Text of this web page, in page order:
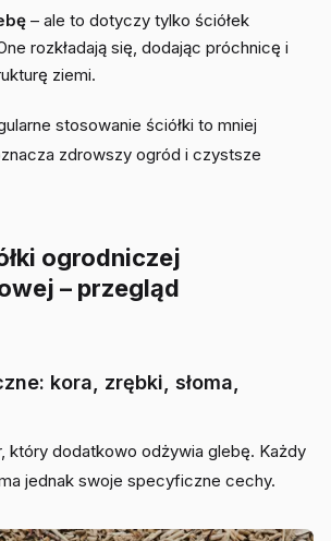
– ale to dotyczy tylko ściółek
rozkładają się, dodając próchnicę i
ziemi.
stosowanie ściółki to mniej
zdrowszy ogród i czystsze
ogrodniczej
– przegląd
kora, zrębki, słoma,
który dodatkowo odżywia glebę. Każdy
jednak swoje specyficzne cechy.